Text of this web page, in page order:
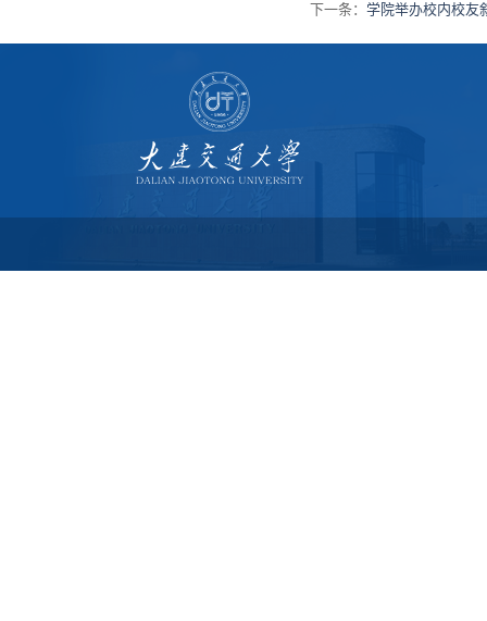
下一条： 学院举办校内校友